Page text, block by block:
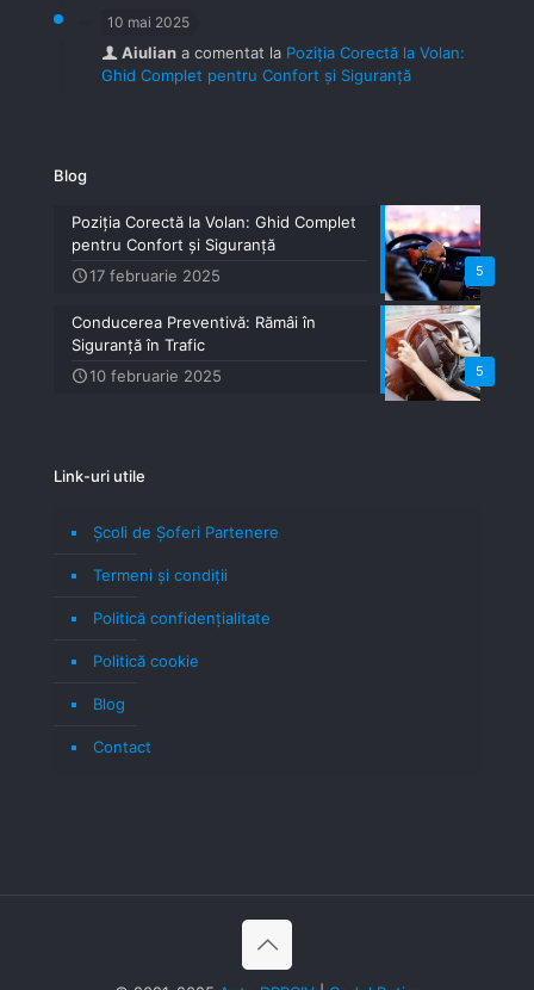
10 mai 2025
Aiulian a comentat la Poziția Corectă la Volan:
Ghid Complet pentru Confort și Siguranță
Blog
5
Poziția Corectă la Volan: Ghid Complet
pentru Confort și Siguranță
17 februarie 2025
5
Conducerea Preventivă: Rămâi în
Siguranță în Trafic
10 februarie 2025
Link-uri utile
Școli de Șoferi Partenere
Termeni şi condiţii
Politică confidenţialitate
Politică cookie
Blog
Contact